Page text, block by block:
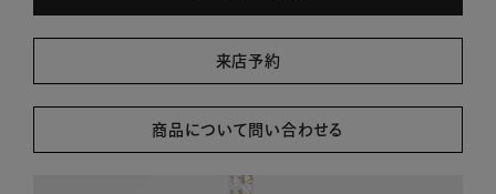
来店予約
商品について問い合わせる